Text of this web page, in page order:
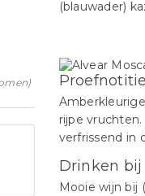
(blauwader)
Proefnotitie
rijpe
verfrissend in
Drinken bij
Mooie wijn bij